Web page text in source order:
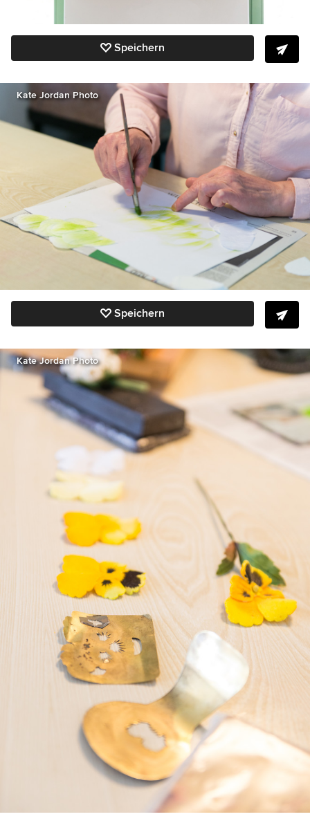
Speichern
Kate Jordan Photo
Speichern
Kate Jordan Photo